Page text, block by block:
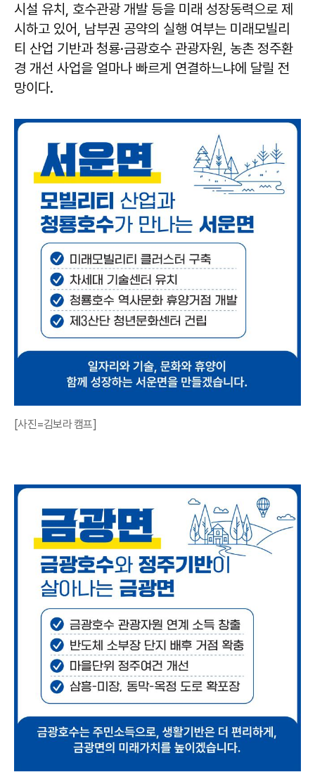
시설 유치, 호수관광 개발 등을 미래 성장동력으로 제
시하고 있어, 남부권 공약의 실행 여부는 미래모빌리
티 산업 기반과 청룡·금광호수 관광자원, 농촌 정주환
경 개선 사업을 얼마나 빠르게 연결하느냐에 달릴 전
망이다.
[사진=김보라 캠프]